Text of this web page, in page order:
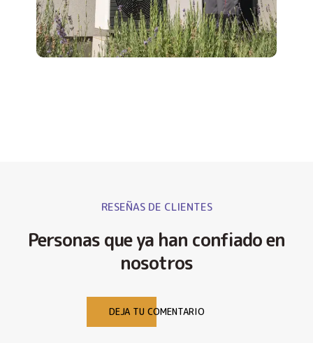
RESEÑAS DE CLIENTES
Personas que ya han confiado en
nosotros
DEJA TU COMENTARIO